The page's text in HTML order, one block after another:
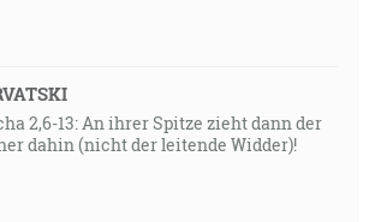
2,6-13: An ihrer Spitze zieht dann der
dahin (nicht der leitende Widder)!